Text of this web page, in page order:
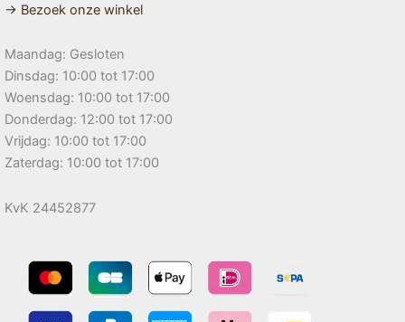
→ Bezoek onze winkel
Maandag: Gesloten
Dinsdag: 10:00 tot 17:00
Woensdag: 10:00 tot 17:00
Donderdag: 12:00 tot 17:00
Vrijdag: 10:00 tot 17:00
Zaterdag: 10:00 tot 17:00
KvK 24452877